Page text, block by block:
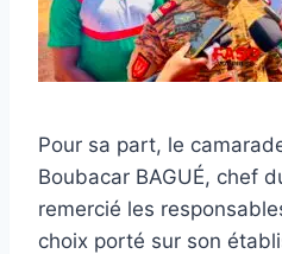
Pour sa part, le
Boubacar BAGUÉ, chef
remercié les
choix porté sur son